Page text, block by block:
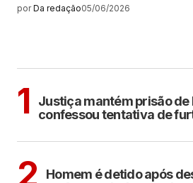
por Da redação05/06/2026
1
Justiça mantém prisão de
confessou tentativa de
2
Homem é detido após